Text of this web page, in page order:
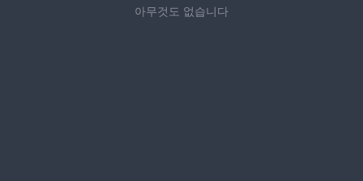
아무것도 없습니다